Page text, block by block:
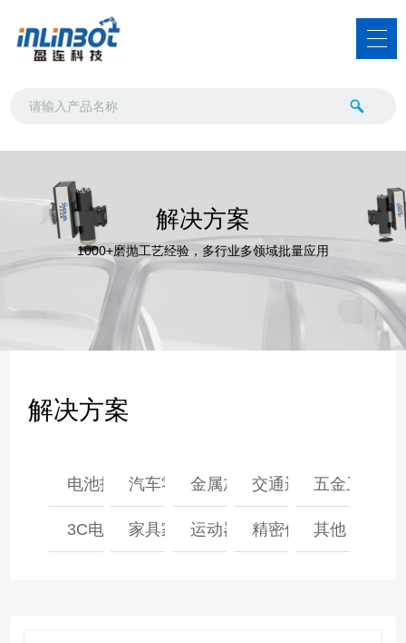
解决方案
1000+磨抛工艺经验，多行业多领域批量应用
解决方案
电池托盘汽车零部件金属加工交通运输五金卫浴
3C电子 家具家电运动器材精密仪器其他